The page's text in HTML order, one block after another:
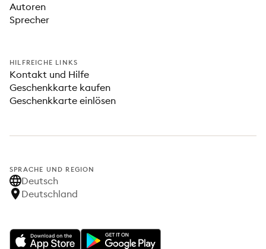
Autoren
Sprecher
HILFREICHE LINKS
Kontakt und Hilfe
Geschenkkarte kaufen
Geschenkkarte einlösen
SPRACHE UND REGION
Deutsch
Deutschland